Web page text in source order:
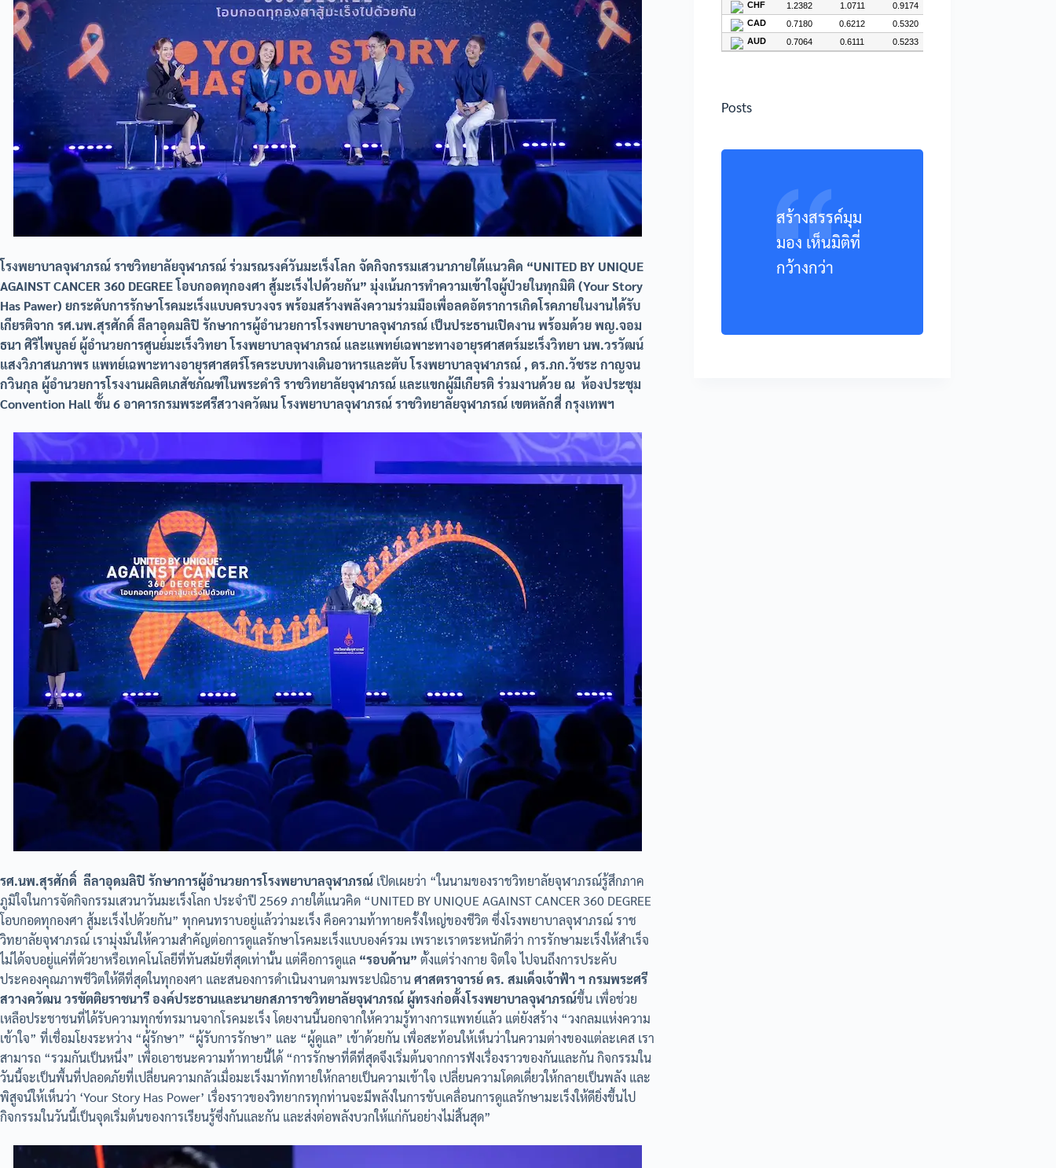
โรงพยาบาลจุฬาภรณ์ ราชวิทยาลัยจุฬาภรณ์ ร่วมรณรงค์วันมะเร็งโลก จัดกิจกรรมเสวนาภายใต้แนวคิด “UNITED BY UNIQUE
AGAINST CANCER 360 DEGREE โอบกอดทุกองศา สู้มะเร็งไปด้วยกัน” มุ่งเน้นการทำความเข้าใจผู้ป่วยในทุกมิติ (Your Story
Has Pawer) ยกระดับการรักษาโรคมะเร็งแบบครบวงจร พร้อมสร้างพลังความร่วมมือเพื่อลดอัตราการเกิดโรคภายในงานได้รับ
เกียรติจาก รศ.นพ.สุรศักดิ์ ลีลาอุดมลิปิ รักษาการผู้อำนวยการโรงพยาบาลจุฬาภรณ์ เป็นประธานเปิดงาน พร้อมด้วย พญ.จอม
ธนา ศิริไพบูลย์ ผู้อำนวยการศูนย์มะเร็งวิทยา โรงพยาบาลจุฬาภรณ์ และแพทย์เฉพาะทางอายุรศาสตร์มะเร็งวิทยา นพ.วรวัฒน์
แสงวิภาสนภาพร แพทย์เฉพาะทางอายุรศาสตร์โรคระบบทางเดินอาหารและตับ โรงพยาบาลจุฬาภรณ์ , ดร.ภก.วัชระ กาญจน
กวินกุล ผู้อำนวยการโรงงานผลิตเภสัชภัณฑ์ในพระดำริ ราชวิทยาลัยจุฬาภรณ์ และแขกผู้มีเกียรติ ร่วมงานด้วย ณ ห้องประชุม
Convention Hall ชั้น 6 อาคารกรมพระศรีสวางควัฒน โรงพยาบาลจุฬาภรณ์ ราชวิทยาลัยจุฬาภรณ์ เขตหลักสี่ กรุงเทพฯ
รศ.นพ.สุรศักดิ์ ลีลาอุดมลิปิ รักษาการผู้อำนวยการโรงพยาบาลจุฬาภรณ์ เปิดเผยว่า “ในนามของราชวิทยาลัยจุฬาภรณ์รู้สึกภาค
ภูมิใจในการจัดกิจกรรมเสวนาวันมะเร็งโลก ประจำปี 2569 ภายใต้แนวคิด “UNITED BY UNIQUE AGAINST CANCER 360 DEGREE
โอบกอดทุกองศา สู้มะเร็งไปด้วยกัน” ทุกคนทราบอยู่แล้วว่ามะเร็ง คือความท้าทายครั้งใหญ่ของชีวิต ซึ่งโรงพยาบาลจุฬาภรณ์ ราช
วิทยาลัยจุฬาภรณ์ เรามุ่งมั่นให้ความสำคัญต่อการดูแลรักษาโรคมะเร็งแบบองค์รวม เพราะเราตระหนักดีว่า การรักษามะเร็งให้สำเร็จ
ไม่ได้จบอยู่แค่ที่ตัวยาหรือเทคโนโลยีที่ทันสมัยที่สุดเท่านั้น แต่คือการดูแล “รอบด้าน” ตั้งแต่ร่างกาย จิตใจ ไปจนถึงการประคับ
ประคองคุณภาพชีวิตให้ดีที่สุดในทุกองศา และสนองการดำเนินงานตามพระปณิธานศาสตราจารย์ ดร. สมเด็จเจ้าฟ้า ฯ กรมพระศรี
สวางควัฒน วรขัตติยราชนารี องค์ประธานและนายกสภาราชวิทยาลัยจุฬาภรณ์ ผู้ทรงก่อตั้งโรงพยาบาลจุฬาภรณ์ขึ้น เพื่อช่วย
เหลือประชาชนที่ได้รับความทุกข์ทรมานจากโรคมะเร็ง โดยงานนี้นอกจากให้ความรู้ทางการแพทย์แล้ว แต่ยังสร้าง “วงกลมแห่งความ
เข้าใจ” ที่เชื่อมโยงระหว่าง “ผู้รักษา” “ผู้รับการรักษา” และ “ผู้ดูแล” เข้าด้วยกัน เพื่อสะท้อนให้เห็นว่าในความต่างของแต่ละเคส เรา
สามารถ “รวมกันเป็นหนึ่ง” เพื่อเอาชนะความท้าทายนี้ได้ “การรักษาที่ดีที่สุดจึงเริ่มต้นจากการฟังเรื่องราวของกันและกัน กิจกรรมใน
วันนี้จะเป็นพื้นที่ปลอดภัยที่เปลี่ยนความกลัวเมื่อมะเร็งมาทักทายให้กลายเป็นความเข้าใจ เปลี่ยนความโดดเดี่ยวให้กลายเป็นพลัง และ
พิสูจน์ให้เห็นว่า ‘Your Story Has Power’ เรื่องราวของวิทยากรทุกท่านจะมีพลังในการขับเคลื่อนการดูแลรักษามะเร็งให้ดียิ่งขึ้นไป
กิจกรรมในวันนี้เป็นจุดเริ่มต้นของการเรียนรู้ซึ่งกันและกัน และส่งต่อพลังบวกให้แก่กันอย่างไม่สิ้นสุด”
Posts
สร้างสรรค์มุม
มอง เห็นมิติที่
กว้างกว่า